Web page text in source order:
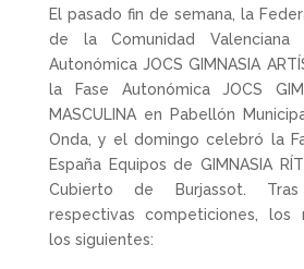
El pasado fin de semana, la
de la Comunidad
Autonómica JOCS GIMNASIA
la Fase Autonómica JOCS
MASCULINA en Pabellón
Onda, y el domingo celebró la
España Equipos de GIMNASIA
Cubierto de Burjassot.
respectivas competiciones, los
los siguientes: